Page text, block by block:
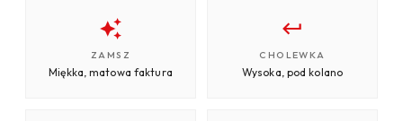
ZAMSZ
Miękka, matowa faktura
CHOLEWKA
Wysoka, pod kolano